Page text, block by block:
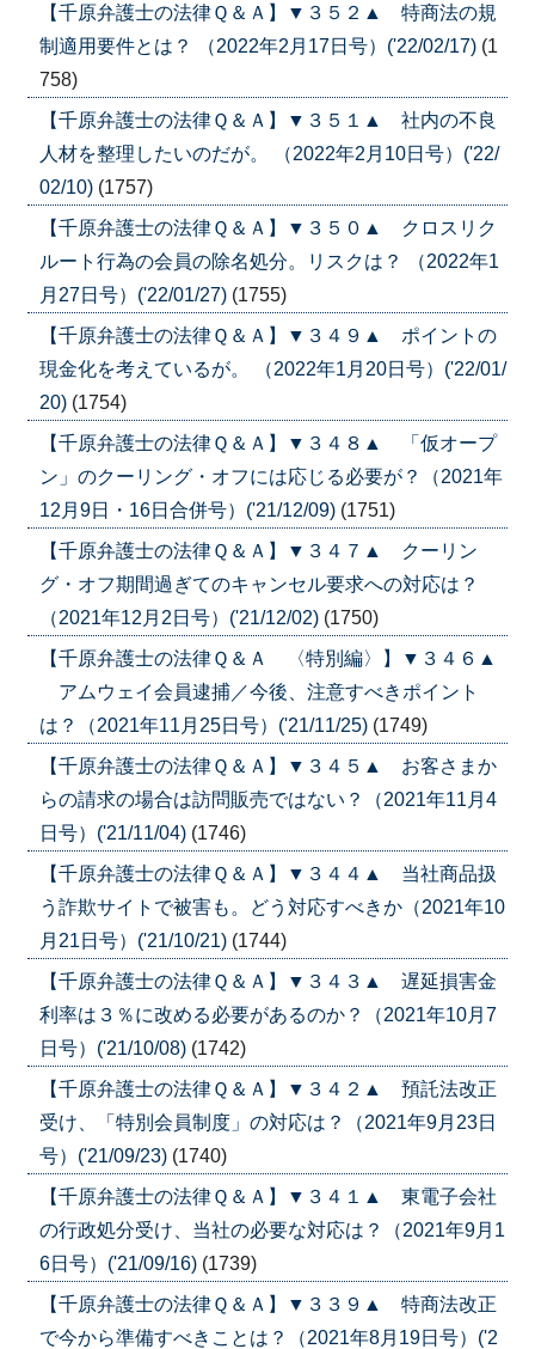
【千原弁護士の法律Ｑ＆Ａ】▼３５２▲ 特商法の規
制適用要件とは？ （2022年2月17日号）('22/02/17) (1
758)
【千原弁護士の法律Ｑ＆Ａ】▼３５１▲ 社内の不良
人材を整理したいのだが。 （2022年2月10日号）('22/
02/10) (1757)
【千原弁護士の法律Ｑ＆Ａ】▼３５０▲ クロスリク
ルート行為の会員の除名処分。リスクは？ （2022年1
月27日号）('22/01/27) (1755)
【千原弁護士の法律Ｑ＆Ａ】▼３４９▲ ポイントの
現金化を考えているが。 （2022年1月20日号）('22/01/
20) (1754)
【千原弁護士の法律Ｑ＆Ａ】▼３４８▲ 「仮オープ
ン」のクーリング・オフには応じる必要が？（2021年
12月9日・16日合併号）('21/12/09) (1751)
【千原弁護士の法律Ｑ＆Ａ】▼３４７▲ クーリン
グ・オフ期間過ぎてのキャンセル要求への対応は？
（2021年12月2日号）('21/12/02) (1750)
【千原弁護士の法律Ｑ＆Ａ 〈特別編〉】▼３４６▲
アムウェイ会員逮捕／今後、注意すべきポイント
は？（2021年11月25日号）('21/11/25) (1749)
【千原弁護士の法律Ｑ＆Ａ】▼３４５▲ お客さまか
らの請求の場合は訪問販売ではない？（2021年11月4
日号）('21/11/04) (1746)
【千原弁護士の法律Ｑ＆Ａ】▼３４４▲ 当社商品扱
う詐欺サイトで被害も。どう対応すべきか（2021年10
月21日号）('21/10/21) (1744)
【千原弁護士の法律Ｑ＆Ａ】▼３４３▲ 遅延損害金
利率は３％に改める必要があるのか？（2021年10月7
日号）('21/10/08) (1742)
【千原弁護士の法律Ｑ＆Ａ】▼３４２▲ 預託法改正
受け、「特別会員制度」の対応は？（2021年9月23日
号）('21/09/23) (1740)
【千原弁護士の法律Ｑ＆Ａ】▼３４１▲ 東電子会社
の行政処分受け、当社の必要な対応は？（2021年9月1
6日号）('21/09/16) (1739)
【千原弁護士の法律Ｑ＆Ａ】▼３３９▲ 特商法改正
で今から準備すべきことは？（2021年8月19日号）('2